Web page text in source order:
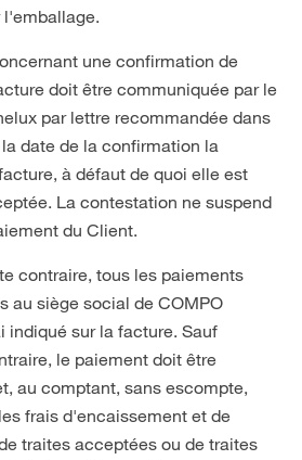
l'emballage.
une confirmation de
doit être communiquée par le
par lettre recommandée dans
date de la confirmation la
à défaut de quoi elle est
La contestation ne suspend
du Client.
contraire, tous les paiements
au siège social de COMPO
indiqué sur la facture. Sauf
le paiement doit être
au comptant, sans escompte,
frais d'encaissement et de
traites acceptées ou de traites